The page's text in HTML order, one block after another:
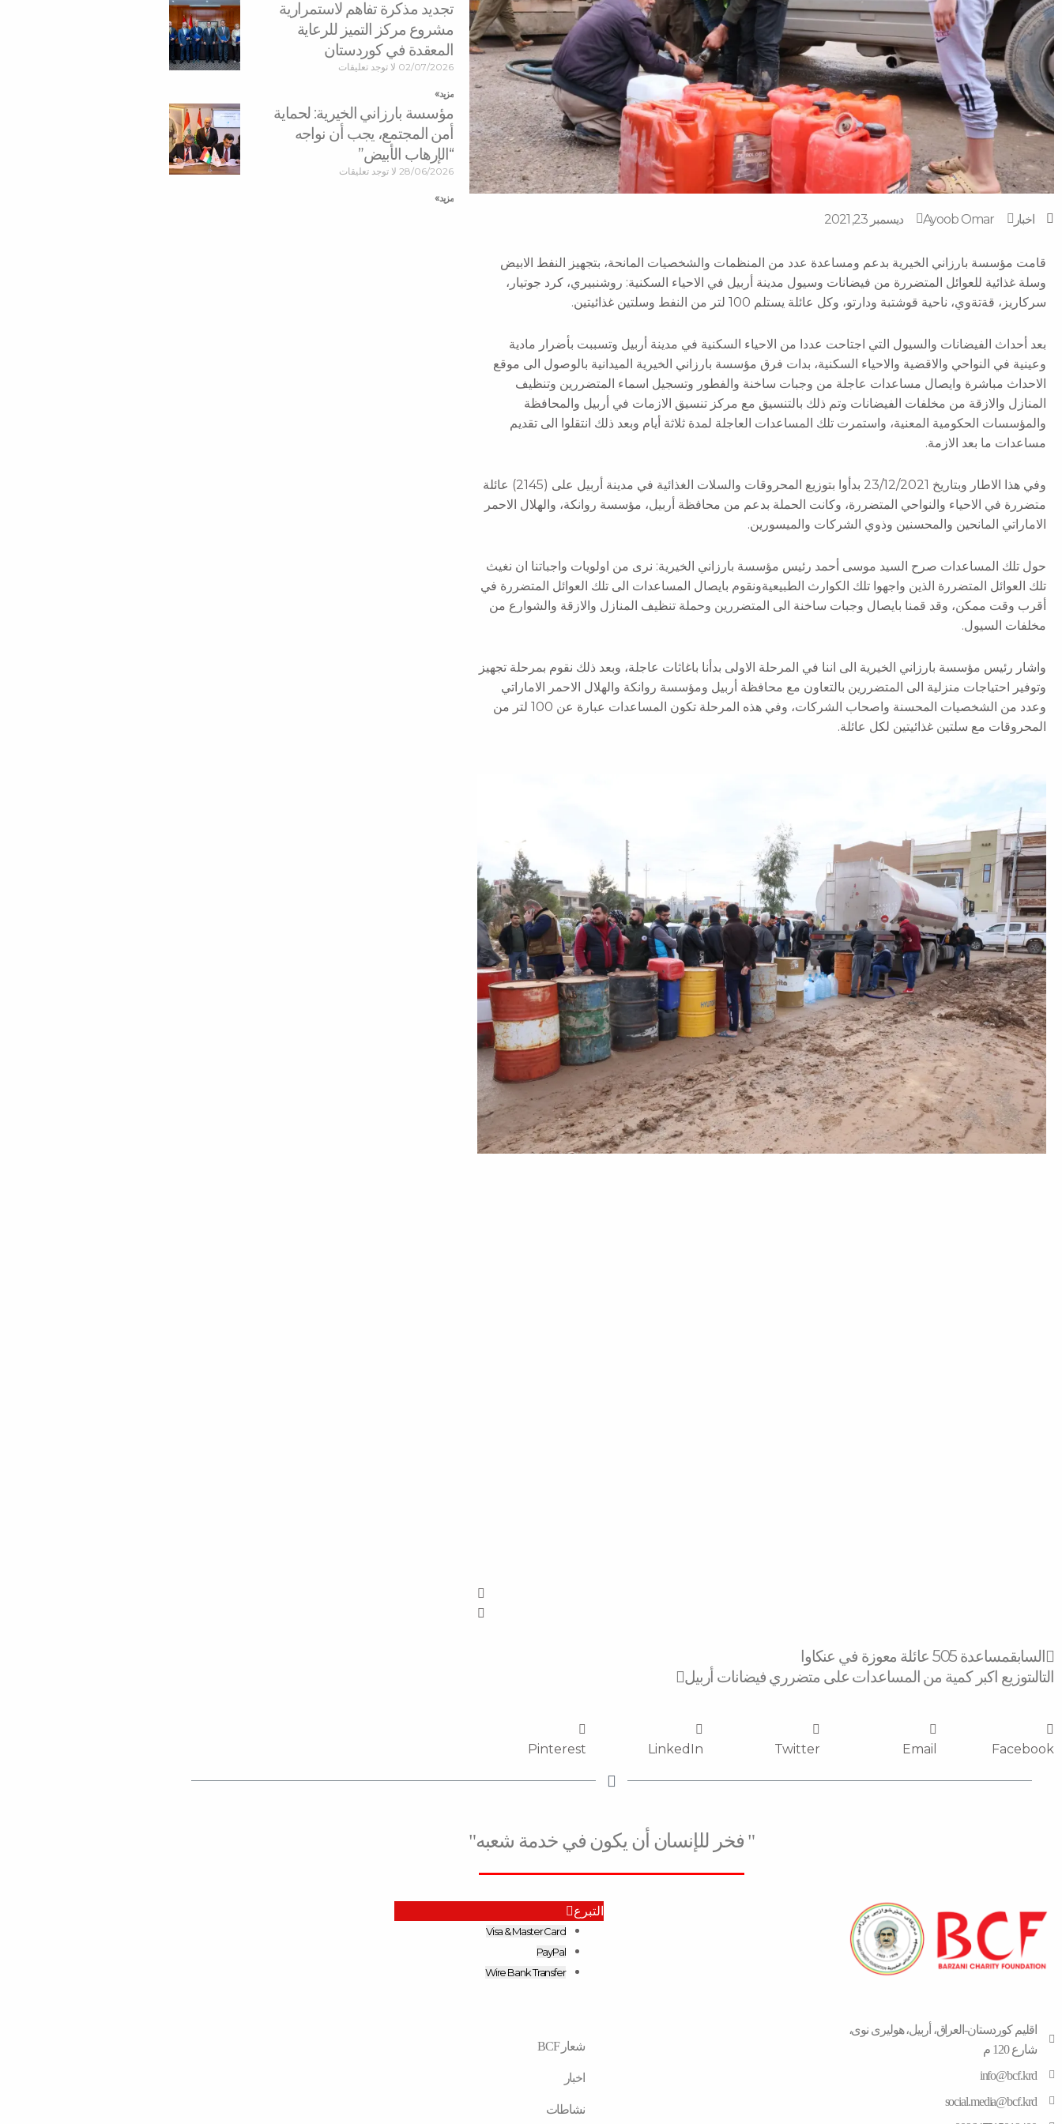
اخبار Ayoob Omar ديسمبر 23, 2021
قامت مؤسسة بارزاني الخيرية بدعم ومساعدة عدد من المنظمات والشخصيات المانحة، بتجهيز النفط الابيض
وسلة غذائية للعوائل المتضررة من فيضانات وسيول مدينة أربيل في الاحياء السكنية: روشنبيري، كرد جوتيار،
سركاريز، قةتةوي، ناحية قوشتبة ودارتو، وكل عائلة يستلم 100 لتر من النفط وسلتين غذائيتين.
بعد أحداث الفيضانات والسيول التي اجتاحت عددا من الاحياء السكنية في مدينة أربيل وتسببت بأضرار مادية
وعينية في النواحي والاقضية والاحياء السكنية، بدات فرق مؤسسة بارزاني الخيرية الميدانية بالوصول الى موقع
الاحداث مباشرة وايصال مساعدات عاجلة من وجبات ساخنة والفطور وتسجيل اسماء المتضررين وتنظيف
المنازل والازقة من مخلفات الفيضانات وتم ذلك بالتنسيق مع مركز تنسيق الازمات في أربيل والمحافظة
والمؤسسات الحكومية المعنية، واستمرت تلك المساعدات العاجلة لمدة ثلاثة أيام وبعد ذلك انتقلوا الى تقديم
مساعدات ما بعد الازمة.
وفي هذا الاطار وبتاريخ 23/12/2021 بدأوا بتوزيع المحروقات والسلات الغذائية في مدينة أربيل على (2145) عائلة
متضررة في الاحياء والنواحي المتضررة، وكانت الحملة بدعم من محافظة أربيل، مؤسسة روانكة، والهلال الاحمر
الاماراتي المانحين والمحسنين وذوي الشركات والميسورين.
حول تلك المساعدات صرح السيد موسى أحمد رئيس مؤسسة بارزاني الخيرية: نرى من اولويات واجباتنا ان نغيث
تلك العوائل المتضررة الذين واجهوا تلك الكوارث الطبيعيةونقوم بايصال المساعدات الى تلك العوائل المتضررة في
أقرب وقت ممكن، وقد قمنا بايصال وجبات ساخنة الى المتضررين وحملة تنظيف المنازل والازقة والشوارع من
مخلفات السيول.
واشار رئيس مؤسسة بارزاني الخيرية الى اننا في المرحلة الاولى بدأنا باغاثات عاجلة، وبعد ذلك نقوم بمرحلة تجهيز
وتوفير احتياجات منزلية الى المتضررين بالتعاون مع محافظة أربيل ومؤسسة روانكة والهلال الاحمر الاماراتي
وعدد من الشخصيات المحسنة واصحاب الشركات، وفي هذه المرحلة تكون المساعدات عبارة عن 100 لتر من
المحروقات مع سلتين غذائيتين لكل عائلة.
Prev
السابقمساعدة 505 عائلة معوزة في عنكاوا
التالىتوزيع اكبر كمية من المساعدات على متضرري فيضانات أربيل
Facebook
Email
Twitter
LinkedIn
Pinterest
تجديد مذكرة تفاهم لاستمرارية
مشروع مركز التميز للرعاية
المعقدة في كوردستان
02/07/2026 لا توجد تعليقات
مزید »
مؤسسة بارزاني الخيرية: لحماية
أمن المجتمع، يجب أن نواجه
“الإرهاب الأبيض”
28/06/2026 لا توجد تعليقات
مزید »
" فخر للإنسان أن يكون في خدمة شعبه"
اقلیم كوردستان-العراق، أربیل، هولیری نوی،
شارع 120 م
info@bcf.krd
social.media@bcf.krd
التبرع
Visa & Master Card
PayPal
Wire Bank Transfer
شعار BCF
اخبار
نشاطات